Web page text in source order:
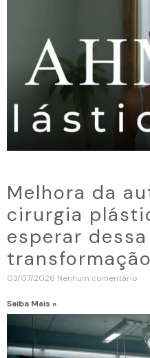
Melhora da
cirurgia
esperar dessa
03/07/2026 Nenhum comentário
Saiba Mais »